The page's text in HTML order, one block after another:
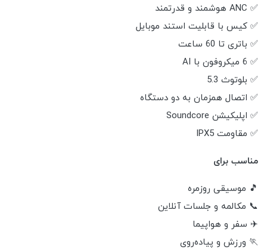
✅ ANC هوشمند و قدرتمند
✅ کیس با قابلیت استند موبایل
✅ باتری تا 60 ساعت
✅ 6 میکروفون با AI
✅ بلوتوث 5.3
✅ اتصال همزمان به دو دستگاه
✅ اپلیکیشن Soundcore
✅ مقاومت IPX5
مناسب برای
🎵 موسیقی روزمره
📞 مکالمه و جلسات آنلاین
✈️ سفر و هواپیما
🏃 ورزش و پیاده‌روی